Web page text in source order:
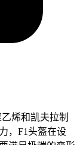
烯和凯夫拉制
，F1头盔在设